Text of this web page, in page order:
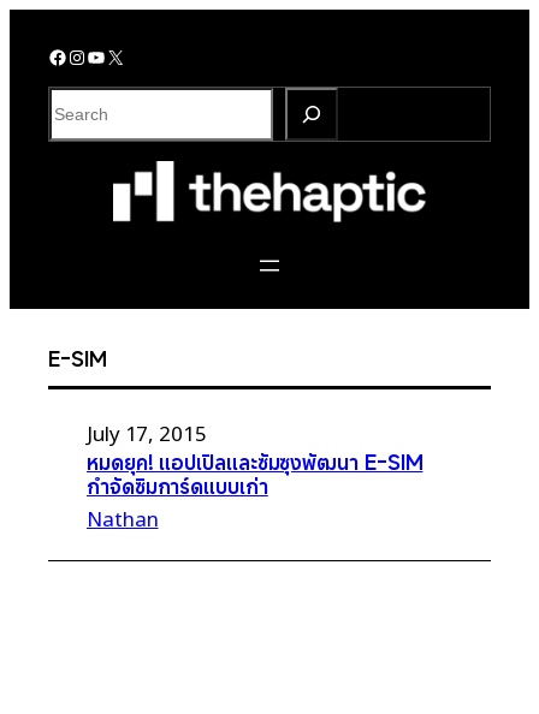
Facebook InstagramYouTube X
S
e
E-SIM
July 17, 2015
หมดยุค! แอปเปิลและซัมซุงพัฒนา E-SIM
กำจัดซิมการ์ดแบบเก่า
Nathan